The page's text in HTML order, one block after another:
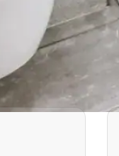
en ervaring
afgewerkt